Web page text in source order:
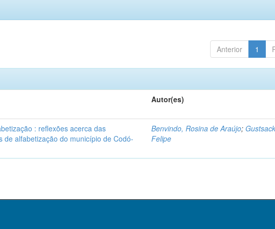
Anterior 1
Autor(es)
: reflexões acerca das
de alfabetização do município de Codó-
Benvindo, Rosina de Araújo;
Felipe